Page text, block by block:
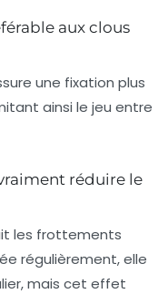
aux clous
une fixation plus
ainsi le jeu entre
réduire le
les frottements
régulièrement, elle
mais cet effet